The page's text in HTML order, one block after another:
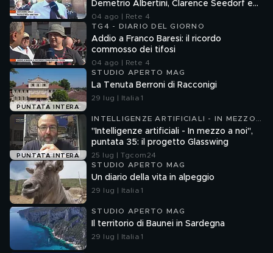
Demetrio Albertini, Clarence Seedorf e
Giovanni Galli
04 ago | Rete 4
TG4 - DIARIO DEL GIORNO
Addio a Franco Baresi: il ricordo
commosso dei tifosi
04 ago | Rete 4
PUNTATA INTERA
STUDIO APERTO MAG
La Tenuta Berroni di Racconigi
29 lug | Italia 1
PUNTATA INTERA
INTELLIGENZE ARTIFICIALI - IN MEZZO
A NOI
"Intelligenze artificiali - In mezzo a noi",
puntata 35: il progetto Glasswing
25 lug | Tgcom24
STUDIO APERTO MAG
Un diario della vita in alpeggio
29 lug | Italia 1
STUDIO APERTO MAG
Il territorio di Baunei in Sardegna
29 lug | Italia 1